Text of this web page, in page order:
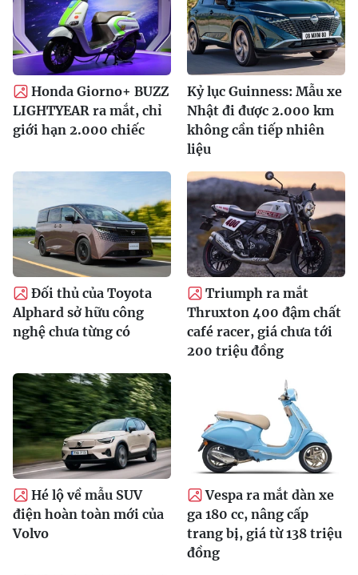
Honda Giorno+ BUZZ
LIGHTYEAR ra mắt, chỉ
giới hạn 2.000 chiếc
Kỷ lục Guinness: Mẫu xe
Nhật đi được 2.000 km
không cần tiếp nhiên
liệu
Đối thủ của Toyota
Alphard sở hữu công
nghệ chưa từng có
Triumph ra mắt
Thruxton 400 đậm chất
café racer, giá chưa tới
200 triệu đồng
Hé lộ về mẫu SUV
điện hoàn toàn mới của
Volvo
Vespa ra mắt dàn xe
ga 180 cc, nâng cấp
trang bị, giá từ 138 triệu
đồng